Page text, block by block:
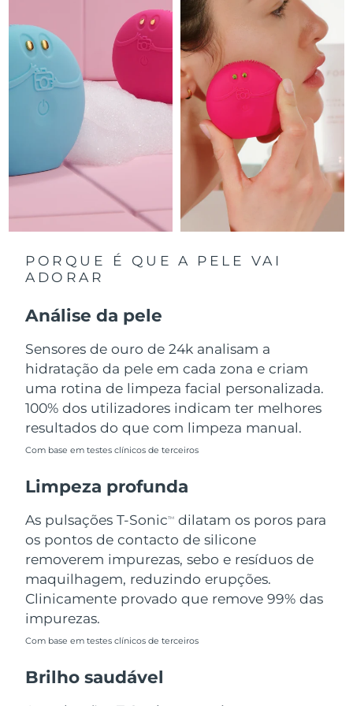
PORQUE É QUE A PELE VAI
ADORAR
Análise da pele
Sensores de ouro de 24k analisam a
hidratação da pele em cada zona e criam
uma rotina de limpeza facial personalizada.
100% dos utilizadores indicam ter melhores
resultados do que com limpeza manual.
Com base em testes clínicos de terceiros
Limpeza profunda
As pulsações T-SonicTM
dilatam os poros para
os pontos de contacto de silicone
removerem impurezas, sebo e resíduos de
maquilhagem, reduzindo erupções.
Clinicamente provado que remove 99% das
impurezas.
Com base em testes clínicos de terceiros
Brilho saudável
Entrega prevista 8/10/26
Macau, RAE da
China
Entrega prevista 8/12/26
Malásia Entrega prevista8/13/26
Entrega prevista 8/10/26
México Entrega prevista 8/14/26
Mônaco Entrega prevista 8/11/26
Países Baixos Entrega prevista
Omã Entrega prevista8/13/26
Filipinas Entrega prevista
Entrega prevista
Portugal
Porto Rico
Catar
Reunião Entrega prevista
Romênia